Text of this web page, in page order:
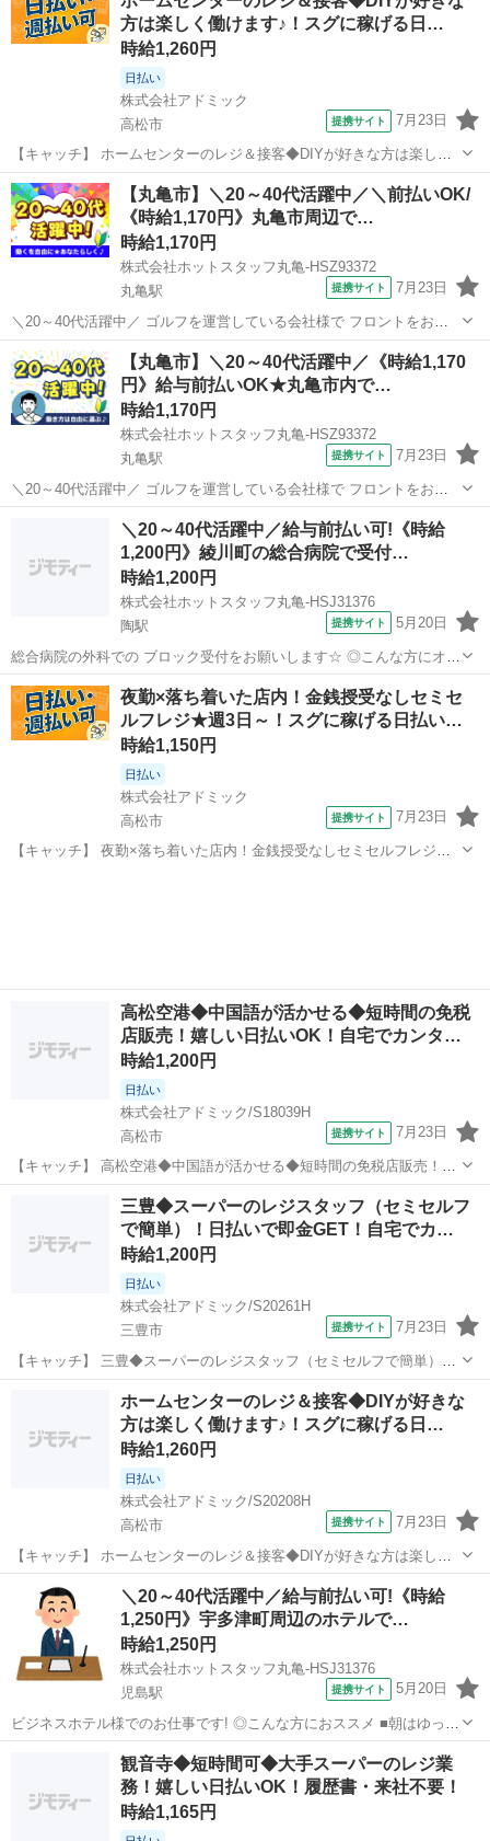
サポート！ ☆日払い・週...方は楽しく働けます♪！スグに稼げる日…
時給1,260円
日払い
株式会社アドミック
高松市
提携サイト 7月23日
【キャッチ】 ホームセンターのレジ＆接客◆DIYが好きな方は楽しく
働けます♪！スグに稼げる日払いOK！履歴書・来社不要！ 【コメン
ト】 長期で安定してお仕事したいあなたにピッタリ♪ ★経験豊富なス
タッフが丁寧にサポートし...
香川 高松市 その他
【丸亀市】＼20～40代活躍中／＼前払いOK/
《時給1,170円》丸亀市周辺で…
時給1,170円
株式会社ホットスタッフ丸亀-HSZ93372
丸亀駅
提携サイト 7月23日
＼20～40代活躍中／ ゴルフを運営している会社様で フロントをお願
いします☆ ◎このような方にピッタリ ■ゴルフの好きな方 ■シフト制
で働きたい方 ■長期でじっくり働きたい方 ==============...
香川 丸亀市 丸亀駅
【丸亀市】＼20～40代活躍中／《時給1,170
円》給与前払いOK★丸亀市内で…
時給1,170円
株式会社ホットスタッフ丸亀-HSZ93372
丸亀駅
提携サイト 7月23日
＼20～40代活躍中／ ゴルフを運営している会社様で フロントをお願
いします☆ ◎こんな方にオススメ ■ゴルフの好きな方 ■シフト制で働その他
＼20～40代活躍中／給与前払い可!《時給
1,200円》綾川町の総合病院で受付…
時給1,200円
株式会社ホットスタッフ丸亀-HSJ31376
陶駅
提携サイト 5月20日
総合病院の外科での ブロック受付をお願いします☆ ◎こんな方にオス
スメ ■土日祝休みがいい方 ■駅チカがいい方 ■長期での就業をしたい
方 ────────────────── ＼お仕事の詳細♪/ ─────────...
香川 陶駅 その他
夜勤×落ち着いた店内！金銭授受なしセミセ
ルフレジ★週3日～！スグに稼げる日払い…
時給1,150円
日払い
株式会社アドミック
高松市
提携サイト 7月23日
【キャッチ】 夜勤×落ち着いた店内！金銭授受なしセミセルフレジ★
高松空港◆中国語が活かせる◆短時間の免税
店販売！嬉しい日払いOK！自宅でカンタ…
時給1,200円
日払い
株式会社アドミック/S18039H
高松市
提携サイト 7月23日
【キャッチ】 高松空港◆中国語が活かせる◆短時間の免税店販売！嬉
しい日払いOK！自宅でカンタンWEB面談OK！ 【コメント】 ピッタ
リのお仕事探しをサポートします♪ ★お仕事探しから就業後まで徹底
サポート！ ☆日払い・週...
高松市 その他
三豊◆スーパーのレジスタッフ（セミセルフ
で簡単）！日払いで即金GET！自宅でカ…
時給1,200円
日払い
株式会社アドミック/S20261H
三豊市
提携サイト 7月23日
【キャッチ】 三豊◆スーパーのレジスタッフ（セミセルフで簡単）！
日払いで即金GET！自宅でカンタンWEB面談OK！ 【コメント】 「何
度も仕事を探すのは疲れる‥」そんなあなたに！ ★安心してお仕事で
きるようしっかりサポー...
ホームセンターのレジ＆接客◆DIYが好きな
方は楽しく働けます♪！スグに稼げる日…
時給1,260円
日払い
株式会社アドミック/S20208H
高松市
提携サイト 7月23日
【キャッチ】 ホームセンターのレジ＆接客◆DIYが好きな方は楽しく
働けます♪！スグに稼げる日払いOK！履歴書・来社不要！ 【コメン
ト】 長期で安定してお仕事したいあなたにピッタリ♪ ★経験豊富なス
タッフが丁寧にサポートし...
香川
＼20～40代活躍中／給与前払い可!《時給
1,250円》宇多津町周辺のホテルで…
時給1,250円
株式会社ホットスタッフ丸亀-HSJ31376
児島駅
提携サイト 5月20日
ビジネスホテル様でのお仕事です! ◎こんな方におススメ ■朝はゆっく
りしたい方 ■未経験からスタートしたい方 ■フルタイムで働きたい方
────────────────── ＼お仕事の詳細♪/ ───────...
児島駅 その他
観音寺◆短時間可◆大手スーパーのレジ業
務！嬉しい日払いOK！履歴書・来社不要！
時給1,165円